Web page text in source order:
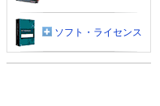
ソフト・ライセンス